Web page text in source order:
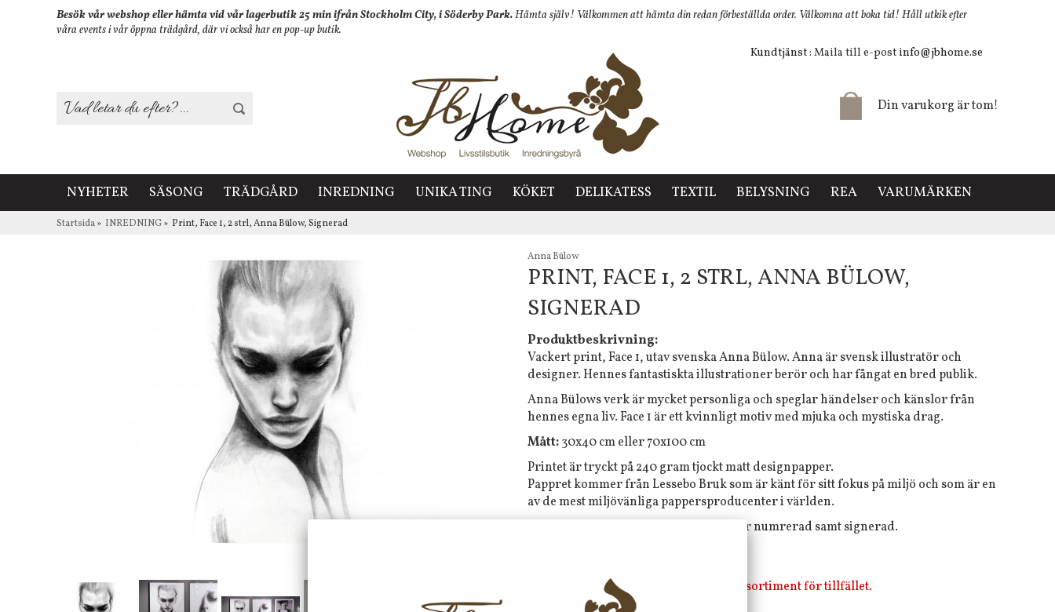
Besök vår webshop eller hämta vid vår lagerbutik 25 min ifrån Stockholm City, i Söderby Park.Hämta själv! Välkommen att hämta din redan förbeställda order. Välkomna att boka tid! Håll utkik efter
våra events i vår öppna trädgård, där vi också har en pop-up butik.
Kundtjänst: Maila till e-post info@jbhome.se
Din varukorg är tom!
NYHETER SÄSONG TRÄDGÅRD INREDNING UNIKA TING KÖKET DELIKATESS TEXTIL BELYSNING REA VARUMÄRKEN
Startsida» INREDNING» Print, Face 1, 2 strl, Anna Bülow, Signerad
Anna Bülow
PRINT, FACE 1, 2 STRL, ANNA BÜLOW,
SIGNERAD
Produktbeskrivning:
Vackert print, Face 1, utav svenska Anna Bülow. Anna är svensk illustratör och
designer. Hennes fantastiskta illustrationer berör och har fångat en bred publik.
Anna Bülows verk är mycket personliga och speglar händelser och känslor från
hennes egna liv. Face 1 är ett kvinnligt motiv med mjuka och mystiska drag.
Mått:30x40 cm eller 70x100 cm
Printet är tryckt på 240 gram tjockt matt designpapper.
Pappret kommer från Lessebo Bruk som är känt för sitt fokus på miljö och som är en
av de mest miljövänliga pappersproducenter i världen.
Printet finns i begränsad upplaga och är numrerad samt signerad.
Tyvärr ingår inte denna produkt i vårt sortiment för tillfället.